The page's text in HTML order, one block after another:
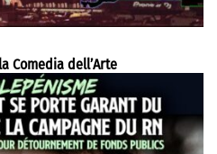
Comedia dell’Arte